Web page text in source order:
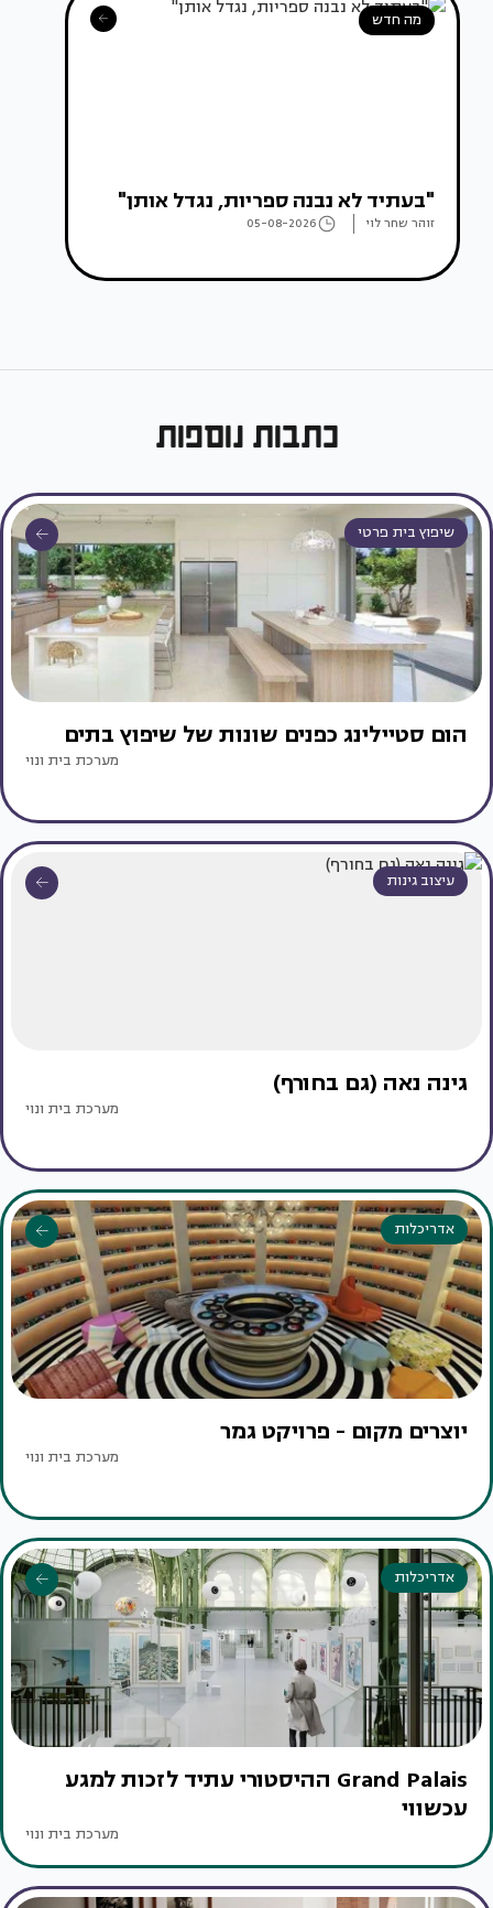
מה חדש
"בעתיד לא נבנה ספריות, נגדל אותן"
זוהר שחר לוי 05-08-2026
כתבות נוספות
שיפוץ בית פרטי
הום סטיילינג כפנים שונות של שיפוץ בתים
מערכת בית ונוי
עיצוב גינות
גינה נאה (גם בחורף)
מערכת בית ונוי
אדריכלות
יוצרים מקום - פרויקט גמר
מערכת בית ונוי
אדריכלות
Grand Palais ההיסטורי עתיד לזכות למגע
עכשווי
מערכת בית ונוי